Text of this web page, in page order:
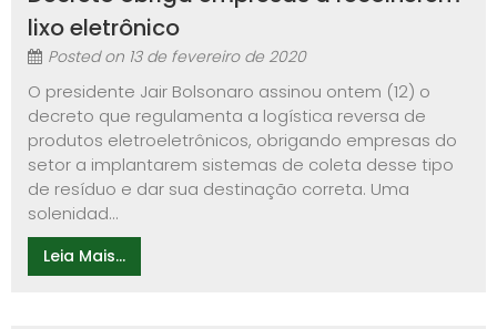
lixo eletrônico
Posted on 13 de fevereiro de 2020
O presidente Jair Bolsonaro assinou ontem (12) o
decreto que regulamenta a logística reversa de
produtos eletroeletrônicos, obrigando empresas do
setor a implantarem sistemas de coleta desse tipo
de resíduo e dar sua destinação correta. Uma
solenidad...
Leia Mais...